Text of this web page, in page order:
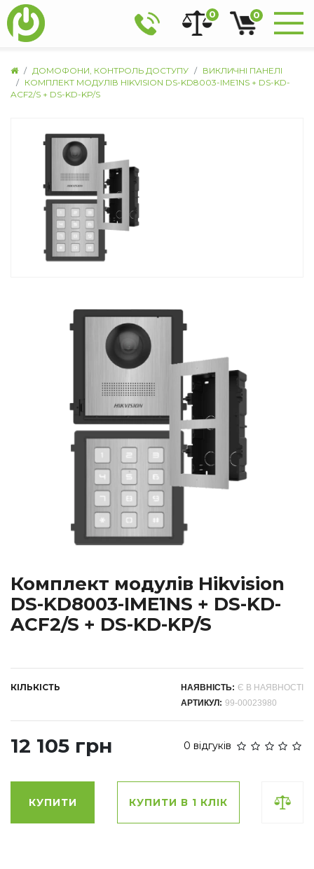
0 0
ДОМОФОНИ, КОНТРОЛЬ ДОСТУПУ
ВИКЛИЧНІ ПАНЕЛІ
КОМПЛЕКТ МОДУЛІВ HIKVISION DS-KD8003-IME1NS + DS-KD-
ACF2/S + DS-KD-KP/S
Комплект модулів Hikvision
DS-KD8003-IME1NS + DS-KD-
ACF2/S + DS-KD-KP/S
КІЛЬКІСТЬ НАЯВНІСТЬ: Є В НАЯВНОСТІ
АРТИКУЛ: 99-00023980
12 105 грн 0 відгуків
КУПИТИ КУПИТИ В 1 КЛІК